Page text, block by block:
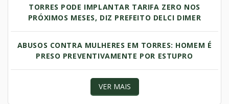
TORRES PODE IMPLANTAR TARIFA ZERO NOS
PRÓXIMOS MESES, DIZ PREFEITO DELCI DIMER
ABUSOS CONTRA MULHERES EM TORRES: HOMEM É
PRESO PREVENTIVAMENTE POR ESTUPRO
VER MAIS